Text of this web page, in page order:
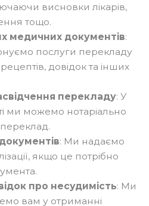
висновки лікарів,
тощо.
медичних документів:
послуги перекладу
довідок та інших
перекладу: У
ми можемо нотаріально
: Ми надаємо
якщо це потрібно
про несудимість: Ми
вам у отриманні